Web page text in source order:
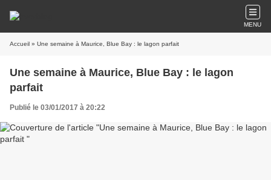
MENU
Accueil » Une semaine à Maurice, Blue Bay : le lagon parfait
Une semaine à Maurice, Blue Bay : le lagon
parfait
Publié le 03/01/2017 à 20:22